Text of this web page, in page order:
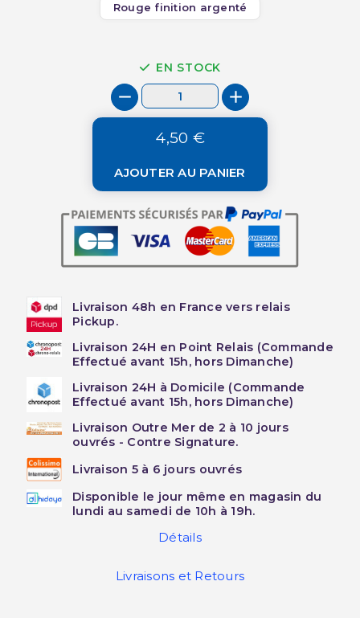
Rouge finition argenté
EN STOCK
4,50 €
AJOUTER AU PANIER
Livraison 48h en France vers relais
Pickup.
Livraison 24H en Point Relais (Commande
Effectué avant 15h, hors Dimanche)
Livraison 24H à Domicile (Commande
Effectué avant 15h, hors Dimanche)
Livraison Outre Mer de 2 à 10 jours
ouvrés - Contre Signature.
Livraison 5 à 6 jours ouvrés
Disponible le jour même en magasin du
lundi au samedi de 10h à 19h.
Détails
Livraisons et Retours